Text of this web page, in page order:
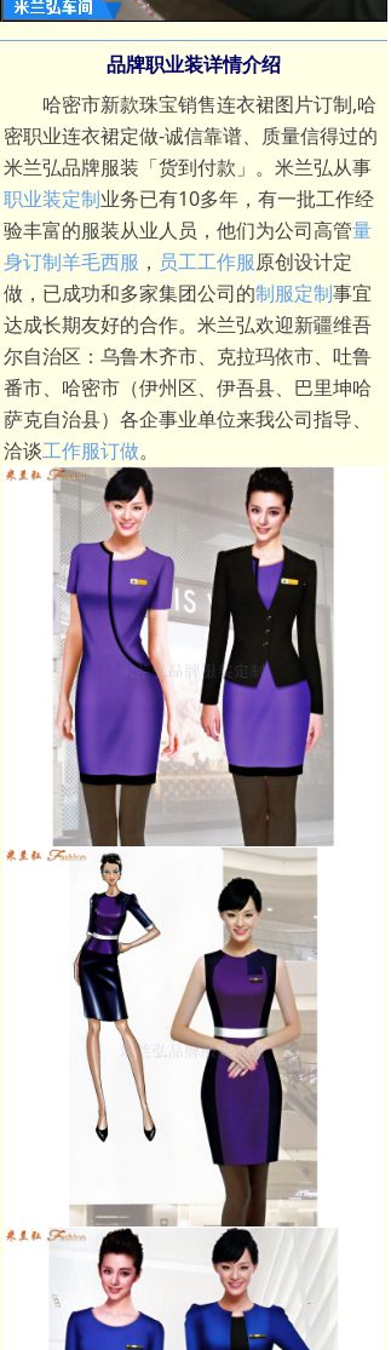
哈密市新款珠宝销售连衣裙图片订制,哈
密职业连衣裙定做-诚信靠谱、质量信得过的
米兰弘品牌服装「货到付款」。米兰弘从事
职业装定制业务已有10多年，有一批工作经
验丰富的服装从业人员，他们为公司高管量
身订制羊毛西服 ， 员工工作服原创设计定
做，已成功和多家集团公司的制服定制事宜
达成长期友好的合作。米兰弘欢迎新疆维吾
尔自治区：乌鲁木齐市、克拉玛依市、吐鲁
番市、哈密市（伊州区、伊吾县、巴里坤哈
萨克自治县）各企事业单位来我公司指导、
洽谈工作服订做。
Mute
0%
Progress
0%
品牌职业装详情介绍